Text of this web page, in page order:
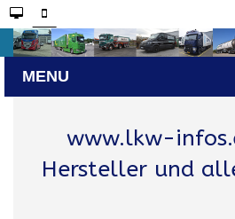
www.lkw-
Hersteller und